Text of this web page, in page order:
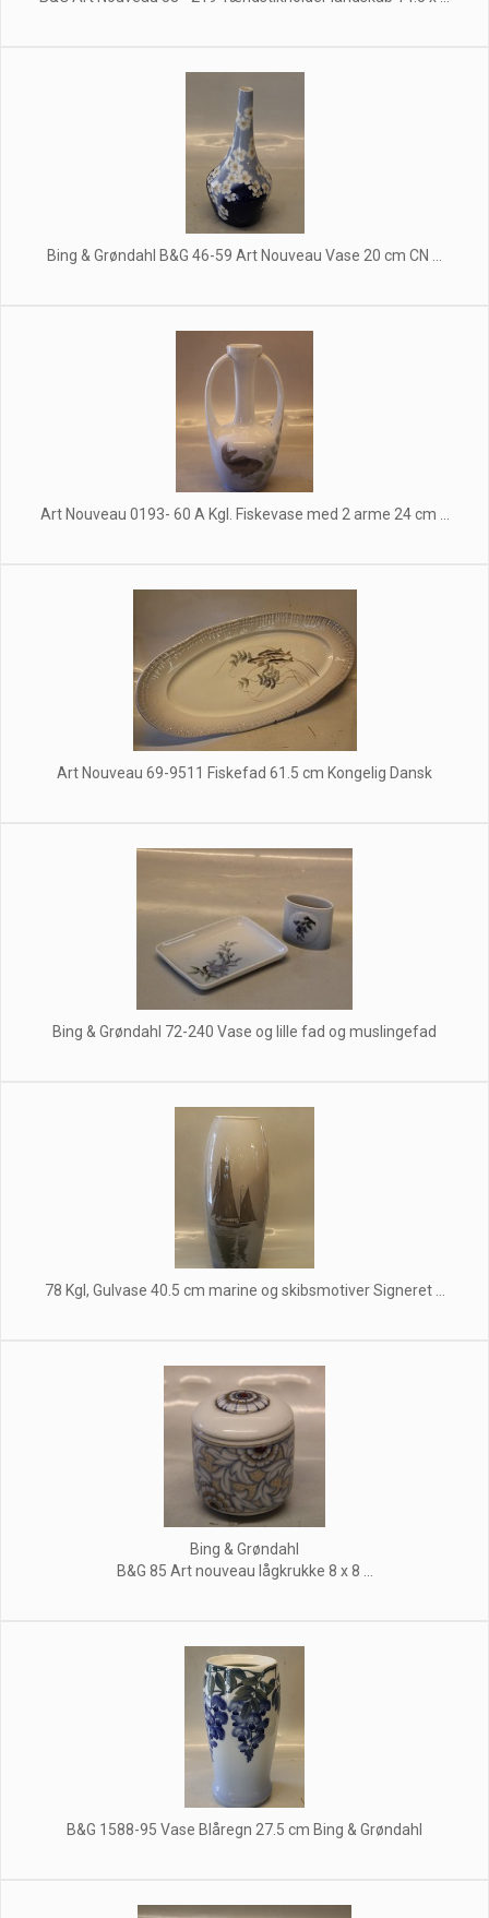
Bing & Grøndahl B&G 46-59 Art Nouveau Vase 20 cm CN ...
Art Nouveau 0193- 60 A Kgl. Fiskevase med 2 arme 24 cm ...
Art Nouveau 69-9511 Fiskefad 61.5 cm Kongelig Dansk
Bing & Grøndahl 72-240 Vase og lille fad og muslingefad
78 Kgl, Gulvase 40.5 cm marine og skibsmotiver Signeret ...
Bing & Grøndahl
B&G 85 Art nouveau lågkrukke 8 x 8 ...
B&G 1588-95 Vase Blåregn 27.5 cm Bing & Grøndahl